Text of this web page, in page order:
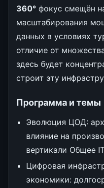
360° фокус смещён
масштабирования
данных в условиях
отличие от
здесь будет
строит эту
Программа и темы
Эволюция ЦОД:
влияние на
вертикали Общее
Цифровая
экономики: